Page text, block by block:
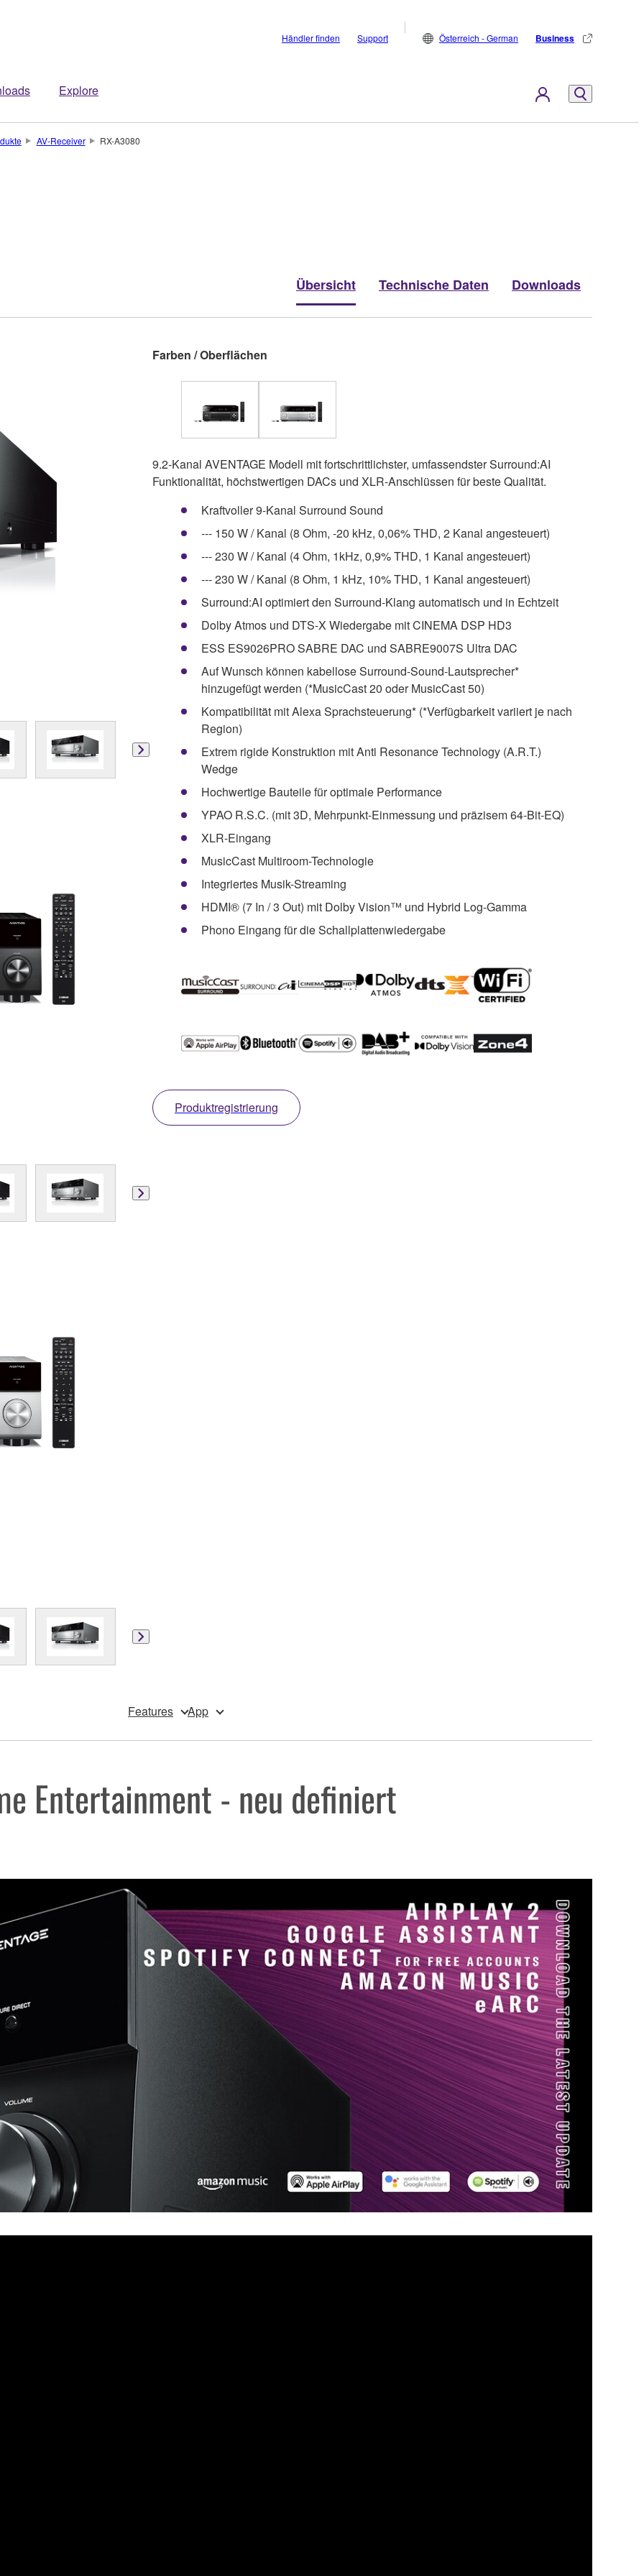
Explore
Händler finden Support Österreich - German Business
AV-Receiver RX-A3080
Übersicht Technische Daten Downloads
Farben / Oberflächen
9.2-Kanal AVENTAGE Modell mit fortschrittlichster, umfassendster Surround:AI
Funktionalität, höchstwertigen DACs und XLR-Anschlüssen für beste Qualität.
Kraftvoller 9-Kanal Surround Sound
--- 150 W / Kanal (8 Ohm, -20 kHz, 0,06% THD, 2 Kanal angesteuert)
--- 230 W / Kanal (4 Ohm, 1kHz, 0,9% THD, 1 Kanal angesteuert)
--- 230 W / Kanal (8 Ohm, 1 kHz, 10% THD, 1 Kanal angesteuert)
Surround:AI optimiert den Surround-Klang automatisch und in Echtzeit
Dolby Atmos und DTS-X Wiedergabe mit CINEMA DSP HD3
ESS ES9026PRO SABRE DAC und SABRE9007S Ultra DAC
Auf Wunsch können kabellose Surround-Sound-Lautsprecher*
hinzugefügt werden (*MusicCast 20 oder MusicCast 50)
Kompatibilität mit Alexa Sprachsteuerung* (*Verfügbarkeit variiert je nach
Region)
Extrem rigide Konstruktion mit Anti Resonance Technology (A.R.T.)
Wedge
Hochwertige Bauteile für optimale Performance
YPAO R.S.C. (mit 3D, Mehrpunkt-Einmessung und präzisem 64-Bit-EQ)
XLR-Eingang
MusicCast Multiroom-Technologie
Integriertes Musik-Streaming
HDMI® (7 In / 3 Out) mit Dolby Vision™ und Hybrid Log-Gamma
Phono Eingang für die Schallplattenwiedergabe
Produktregistrierung
Features App
Entertainment - neu definiert